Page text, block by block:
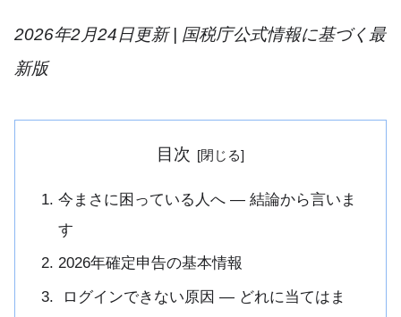
2026年2月24日更新 | 国税庁公式情報に基づく最
新版
目次
今まさに困っている人へ — 結論から言いま
す
2026年確定申告の基本情報
ログインできない原因 — どれに当てはま